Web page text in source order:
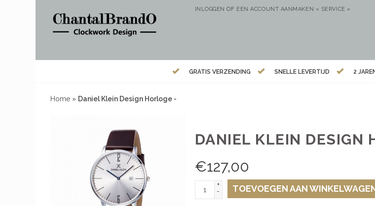
INLOGGEN OF EEN ACCOUNT AANMAKEN » SERVICE »
GRATIS VERZENDING SNELLE LEVERTIJD 2
Home » Daniel Klein Design Horloge -
DANIEL KLEIN DESIGN
€127,00
+
-
TOEVOEGEN AAN